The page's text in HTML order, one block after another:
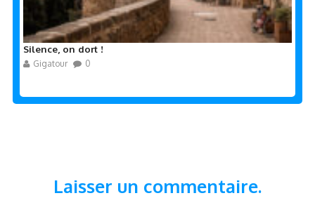
Silence, on dort !
Gigatour 0
Laisser un commentaire.